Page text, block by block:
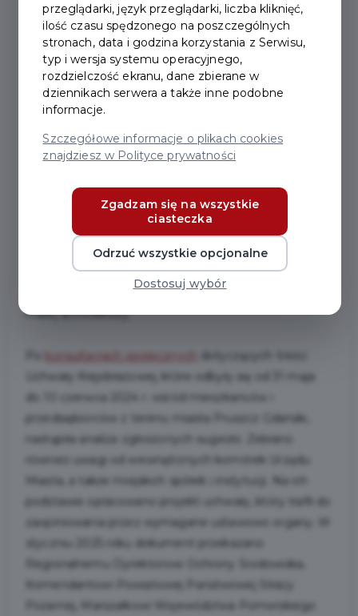
2025-02-06
NA JAKIM ETAPIE JEST
WDROŻENIE UCHWAŁY
KRAJOBRAZOWEJ W
W Pruszczu Gdańskim trwają prace nad treścią
Uchwały Krajobrazowej dla miasta. Celem uchwały
jest uporządkowanie miejskiego krajobrazu i lokalnych
przepisów dotyczących ekspozycji reklam, ogrodzeń i
małej architektury.
konsultacjach społecznych
Uchwały Krajobrazowej, które odbyły się od 31 maja
do 10 czerwca 2024 r. wśród mieszkańców i
przedsiębiorców z terenu miasta Pruszcz Gdański,
nastąpiła analiza zgłoszonych sugestii. Zebrano
również uwagi od wewnętrznych komórek Urzędu
Miasta, a także miejskich spółek i instytucji. Na ich
podstawie opracowano projekt uchwały, który trafił do
zaopiniowania przez wymagane ustawowo organy. W
styczniu 2025 roku dokument przekazano
Regionalnemu Dyrektorowi Ochrony Środowiska,
Komendantowi Powiatowej Państwowej Straży
Pożarnej, Marszałkowi Województwa Pomorskiego
przeglądarki, język przeglądarki, liczba kliknięć,
ilość czasu spędzonego na poszczególnych
stronach, data i godzina korzystania z Serwisu,
typ i wersja systemu operacyjnego,
rozdzielczość ekranu, dane zbierane w
dziennikach serwera a także inne podobne
informacje.
Szczegółowe informacje o plikach cookies
znajdziesz w Polityce prywatności
Zgadzam się na wszystkie
ciasteczka
Odrzuć wszystkie opcjonalne
Dostosuj wybór